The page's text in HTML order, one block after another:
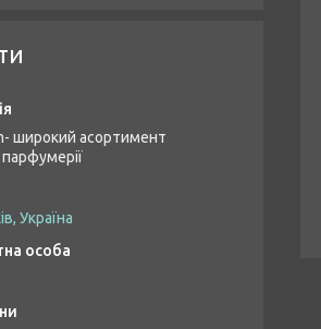
широкий асортимент
Україна